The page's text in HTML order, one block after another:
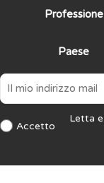
Professione
Paese
Accetto
Letta